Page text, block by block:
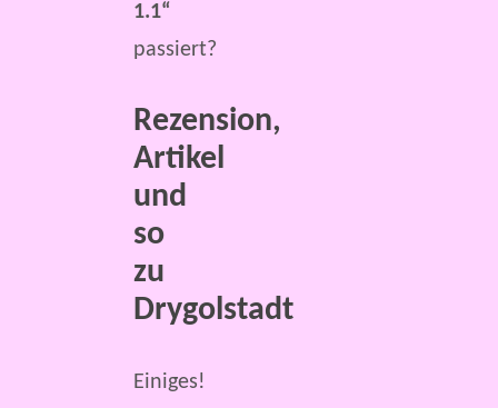
1.1“
passiert?
Rezension,
Artikel
und
so
zu
Drygolstadt
Einiges!